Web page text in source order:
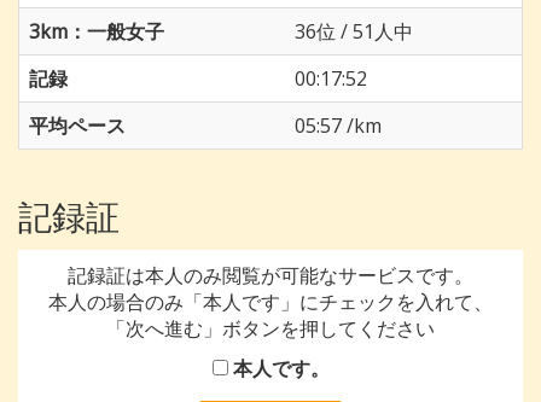
3km：一般女子
36位 / 51人中
記録
00:17:52
平均ペース
05:57 /km
記録証
記録証は本人のみ閲覧が可能なサービスです。
本人の場合のみ「本人です」にチェックを入れて、
「次へ進む」ボタンを押してください
本人です。